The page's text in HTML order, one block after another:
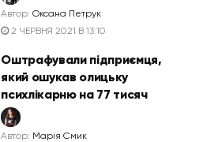
Автор: Оксана Петрук
2 ЧЕРВНЯ 2021 В 13:10
Оштрафували підприємця,
який ошукав олицьку
психлікарню на 77 тисяч
Автор: Марія Смик